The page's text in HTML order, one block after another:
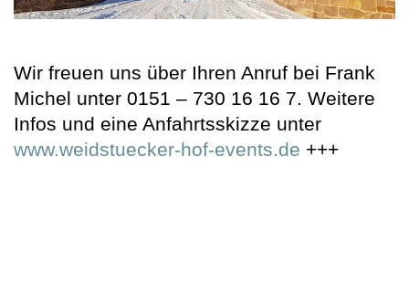
Wir freuen uns über Ihren Anruf bei Frank
Michel unter 0151 – 730 16 16 7. Weitere
Infos und eine Anfahrtsskizze unter
www.weidstuecker-hof-events.de +++